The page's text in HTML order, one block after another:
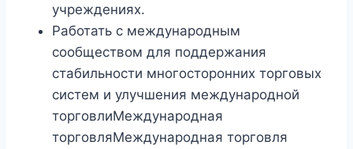
учреждениях.
Работать с международным
сообществом для поддержания
стабильности многосторонних торговых
систем и улучшения международной
торговлиМеждународная
торговляМеждународная торговля